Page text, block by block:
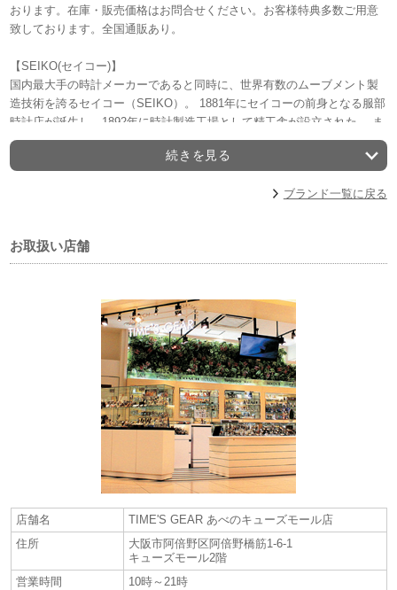
おります。在庫・販売価格はお問合せください。お客様特典多数ご用意
致しております。全国通販あり。
【SEIKO(セイコー)】
国内最大手の時計メーカーであると同時に、世界有数のムーブメント製
造技術を誇るセイコー（SEIKO）。 1881年にセイコーの前身となる服部
時計店が誕生し、1892年に時計製造工場として精工舎が設立された。 ま
た、1969年には業界初のクオーツムーブメントを搭載した腕時計を発売
し、セイコーは一躍世界に勇名を轟かせた。 このことは俗に＜クオー
た、近年は機械式時計同様にゼンマイを動力源としながら、水晶からの
イコーのフロンティアスピリッツには、世界中から熱い視線が注がれて
【セイコーグローバルブランド コアショップとは】
プロスペックス、プレザージュ、アストロンなど
セイコーがグローバルに展開する主力コレクションを豊富に取り揃えた
店舗です。
セイコーグローバルブランド コアショップでのみ購入いただくことので
きる製品もあり、より充実した品揃えと豊富な製品知識をもつ店舗で
続きを見る
ブランド一覧に戻る
お取扱い店舗
店舗名
TIME'S GEAR あべのキューズモール店
住所
大阪市阿倍野区阿倍野橋筋1-6-1
キューズモール2階
営業時間
10時～21時